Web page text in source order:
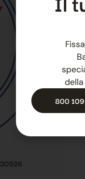
016/130526
800